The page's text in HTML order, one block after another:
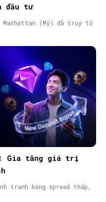
đầu tư
(Mỹ) đã truy tố
Gia tăng giá trị
tranh bằng spread thấp,